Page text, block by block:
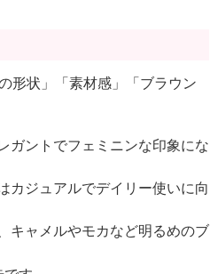
形状」「素材感」「ブラウン
ガントでフェミニンな印象にな
カジュアルでデイリー使いに向
キャメルやモカなど明るめのブ